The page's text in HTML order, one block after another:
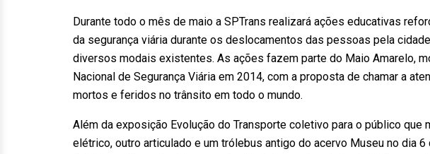
Durante todo o mês de maio a SPTrans realizará ações educativas
da segurança viária durante os deslocamentos das pessoas pela
diversos modais existentes. As ações fazem parte do Maio Amarelo,
Nacional de Segurança Viária em 2014, com a proposta de chamar a
mortos e feridos no trânsito em todo o mundo.
Além da exposição Evolução do Transporte coletivo para o público que
elétrico, outro articulado e um trólebus antigo do acervo Museu no dia